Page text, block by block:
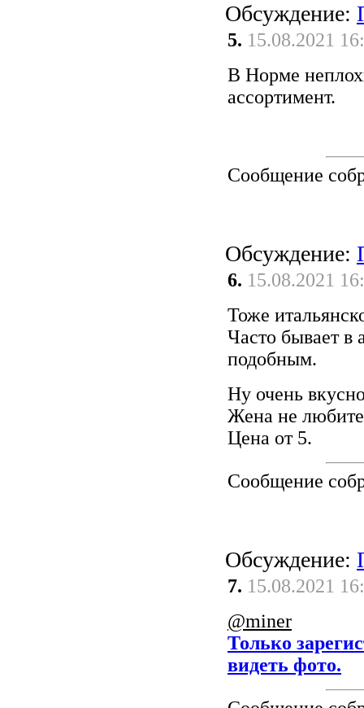
Обсуждение:
5. 15.08.2021
В Норме
ассортимент.
Сообщение
Обсуждение:
6. 15.08.2021
Тоже
Часто бывает в
подобным.
Ну очень
Жена не
Цена от 5.
Сообщение
Обсуждение:
7. 15.08.2021
@miner
Только
видеть фото.